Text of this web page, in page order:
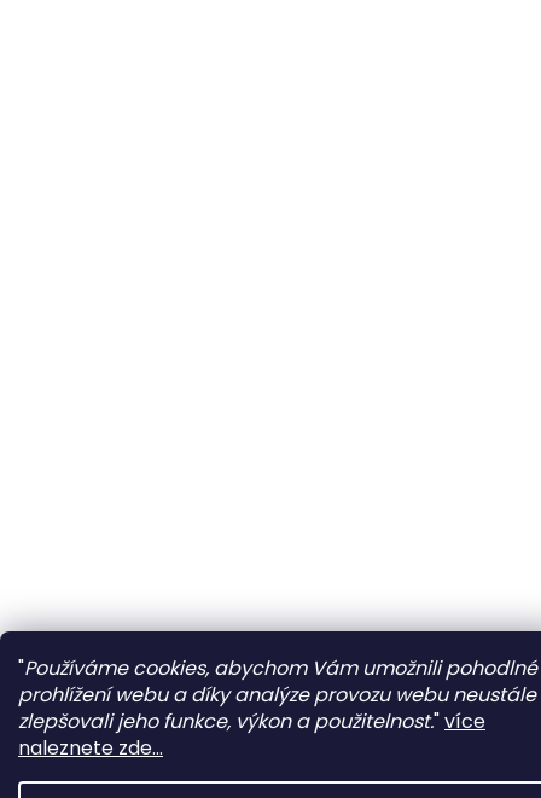
"Používáme cookies, abychom Vám umožnili pohodlné
prohlížení webu a díky analýze provozu webu neustále
zlepšovali jeho funkce, výkon a použitelnost."více
naleznete zde...